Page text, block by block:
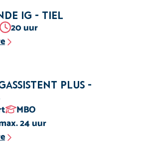
IG - Tiel
Aantal uur
20 uur
Plus -
Opleidingsniveau
MBO
24 uur